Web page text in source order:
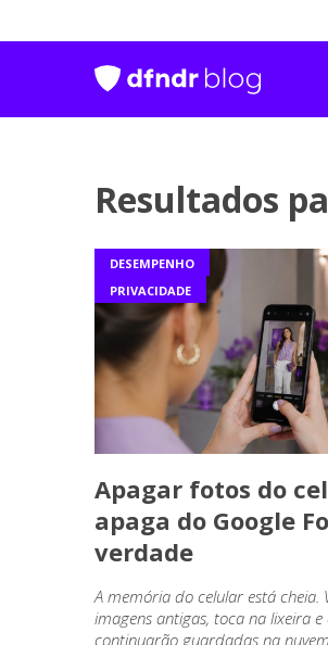
Resultados
DESEMPENHO
PRIVACIDADE
Apagar fotos do
apaga do Google
verdade
A memória do celular está cheia.
imagens antigas, toca na lixeira
continuarão guardadas na